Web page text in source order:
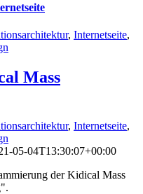
, Internetseite,
Mass
, Internetseite,
05-04T13:30:07+00:00
der Kidical Mass